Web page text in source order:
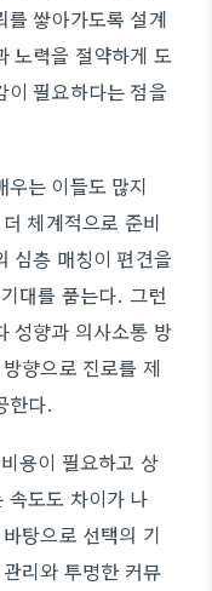
를 쌓아가도록 설계
노력을 절약하게 도
이 필요하다는 점을
는 이들도 많지
체계적으로 준비
심층 매칭이 편견을
대를 품는다. 그런
성향과 의사소통 방
향으로 진로를 제
한다.
용이 필요하고 상
속도도 차이가 나
탕으로 선택의 기
리와 투명한 커뮤